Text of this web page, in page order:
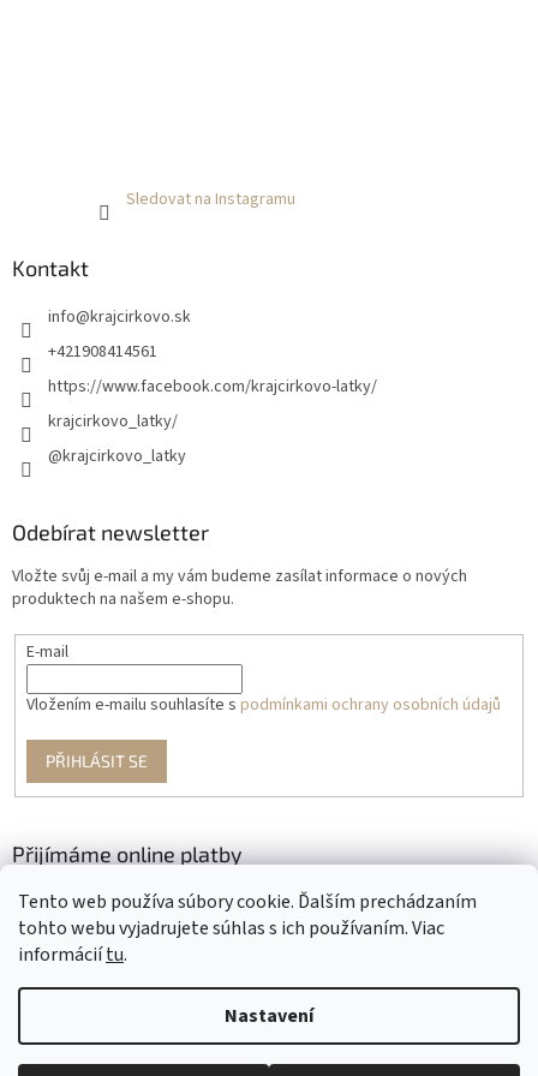
Tento web používa súbory cookie. Ďalším prechádzaním
tohto webu vyjadrujete súhlas s ich používaním. Viac
informáciítu.
Nastavení
Sledovat na Instagramu
Kontakt
info@krajcirkovo.sk
+421908414561
https://www.facebook.com/krajcirkovo-latky/
krajcirkovo_latky/
@krajcirkovo_latky
Odebírat newsletter
Vložte svůj e-mail a my vám budeme zasílat informace o nových
produktech na našem e-shopu.
E-mail
Vložením e-mailu souhlasíte s podmínkami ochrany osobních údajů
PŘIHLÁSIT SE
Přijímáme online platby
Vytvořil Shoptet